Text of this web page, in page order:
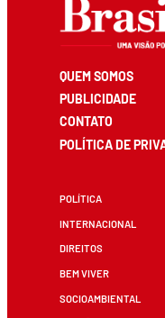
QUEM SOMOS
PUBLICIDADE
CONTATO
POLÍTICA DE
POLÍTICA
INTERNACIONAL
DIREITOS
BEM VIVER
SOCIOAMBIENTAL